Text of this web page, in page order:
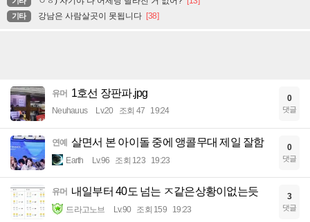
기타 강남은 사람살곳이 못됩니다 [38]
유머 1호선 장판파.jpg
Neuhauus Lv.20 조회 47 19:24
0
댓글
연예 살면서 본 아이돌 중에 앵콜무대 제일 잘함
Earth Lv.96 조회 123 19:23
0
댓글
유머 내일부터 40도 넘는 ㅈ같은상황이없는듯
드라고노브 Lv.90 조회 159 19:23
3
댓글